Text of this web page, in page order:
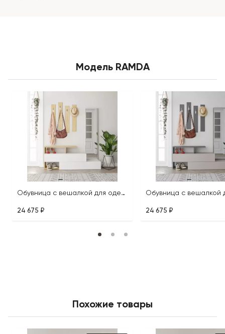
Модель RAMDA
Обувница с вешалкой для одежды RAMDA HALL STAND
24 675 ₽ 24 675 ₽
Похожие товары